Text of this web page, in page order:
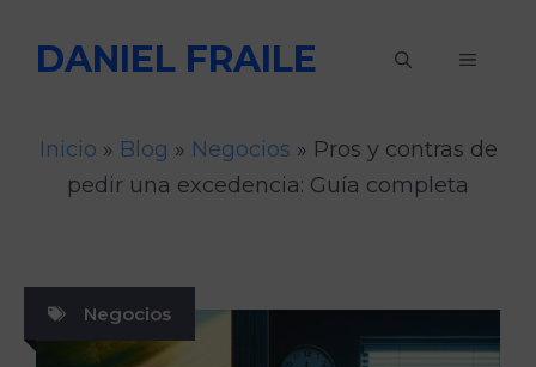
DANIEL FRAILE MENÚ
Inicio » Blog » Negocios » Pros y contras de
pedir una excedencia: Guía completa
Negocios